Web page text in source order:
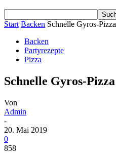
Start Backen Schnelle Gyros-Pizza
Backen
Partyrezepte
Pizza
Schnelle Gyros-Pizza
Von
Admin
-
20. Mai 2019
0
858